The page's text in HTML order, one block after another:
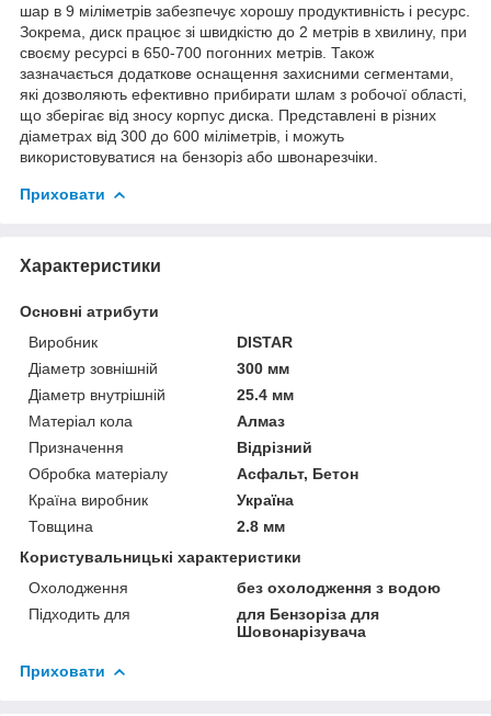
шар в 9 міліметрів забезпечує хорошу продуктивність і ресурс.
Зокрема, диск працює зі швидкістю до 2 метрів в хвилину, при
своєму ресурсі в 650-700 погонних метрів. Також
зазначається додаткове оснащення захисними сегментами,
які дозволяють ефективно прибирати шлам з робочої області,
що зберігає від зносу корпус диска. Представлені в різних
діаметрах від 300 до 600 міліметрів, і можуть
використовуватися на бензоріз або швонарезчіки.
Приховати
Характеристики
Основні атрибути
Виробник
DISTAR
Діаметр зовнішній
300 мм
Діаметр внутрішній
25.4 мм
Матеріал кола
Алмаз
Призначення
Відрізний
Обробка матеріалу
Асфальт, Бетон
Країна виробник
Україна
Товщина
2.8 мм
Користувальницькі характеристики
Охолодження
без охолодження з водою
Підходить для
для Бензоріза для
Шовонарізувача
Приховати